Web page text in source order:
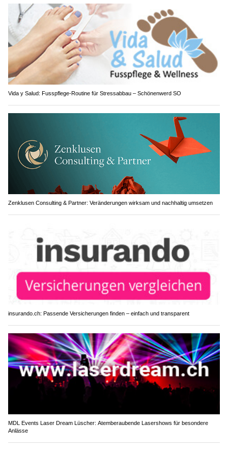
Vida y Salud: Fusspflege-Routine für Stressabbau – Schönenwerd SO
Zenklusen Consulting & Partner: Veränderungen wirksam und nachhaltig umsetzen
insurando.ch: Passende Versicherungen finden – einfach und transparent
MDL Events Laser Dream Lüscher: Atemberaubende Lasershows für besondere
Anlässe